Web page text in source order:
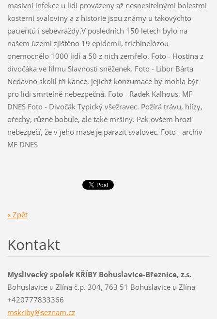
masivní infekce u lidí provázeny až nesnesitelnými bolestmi
kosterní svaloviny a z historie jsou známy u takovýchto
pacientů i sebevraždy.V posledních 150 letech bylo na
našem území zjištěno 19 epidemií, trichinelózou
onemocnělo 1000 lidí a 50 z nich zemřelo. Foto - Hostina z
divočáka ve filmu Slavnosti sněženek. Foto - Libor Bárta
Nedávno skolil tři kance, jejichž konzumace by mohla být
pro lidi smrtelně nebezpečná. Foto - Radek Kalhous, MF
DNES Foto - Divočák Typický všežravec. Požírá trávu, hlízy,
ořechy, různé bobule, ale také mršiny. Pak ovšem hrozí
nebezpečí, že v jeho mase je parazit svalovec. Foto - archiv
MF DNES
« Zpět
Kontakt
Myslivecký spolek KŘÍBY Bohuslavice-Březnice, z.s.
Bohuslavice u Zlína č.p. 304, 763 51 Bohuslavice u Zlína
+420777833366
mskriby@seznam.cz